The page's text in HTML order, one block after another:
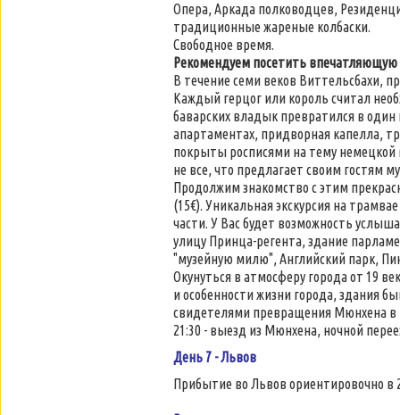
Опера, Аркада полководцев,
традиционные жареные колбаски.
Свободное время.
Рекомендуем посетить
В течение семи веков Виттельсбахи,
Каждый герцог или король считал
баварских владык превратился в
апартаментах, придворная капелла,
покрыты росписями на тему немецкой
не все, что предлагает своим гостям
Продолжим знакомство с этим
(15€). Уникальная экскурсия на
части. У Вас будет возможность
улицу Принца-регента, здание
"музейную милю", Английский парк,
Окунуться в атмосферу города от 19
и особенности жизни города, здания
свидетелями превращения Мюнхена в
21:30 - выезд из Мюнхена, ночной
День 7 - Львов
Прибытие во Львов ориентировочно в